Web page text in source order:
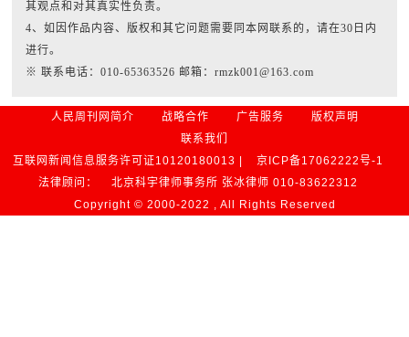
其观点和对其真实性负责。
4、如因作品内容、版权和其它问题需要同本网联系的，请在30日内
进行。
※ 联系电话：010-65363526 邮箱：rmzk001@163.com
人民周刊网简介 战略合作 广告服务
版权声明
联系我们
互联网新闻信息服务许可证10120180013 |
京ICP备17062222号-1
法律顾问：
北京科宇律师事务所 张冰律师 010-83622312
Copyright © 2000-2022 , All Rights Reserved